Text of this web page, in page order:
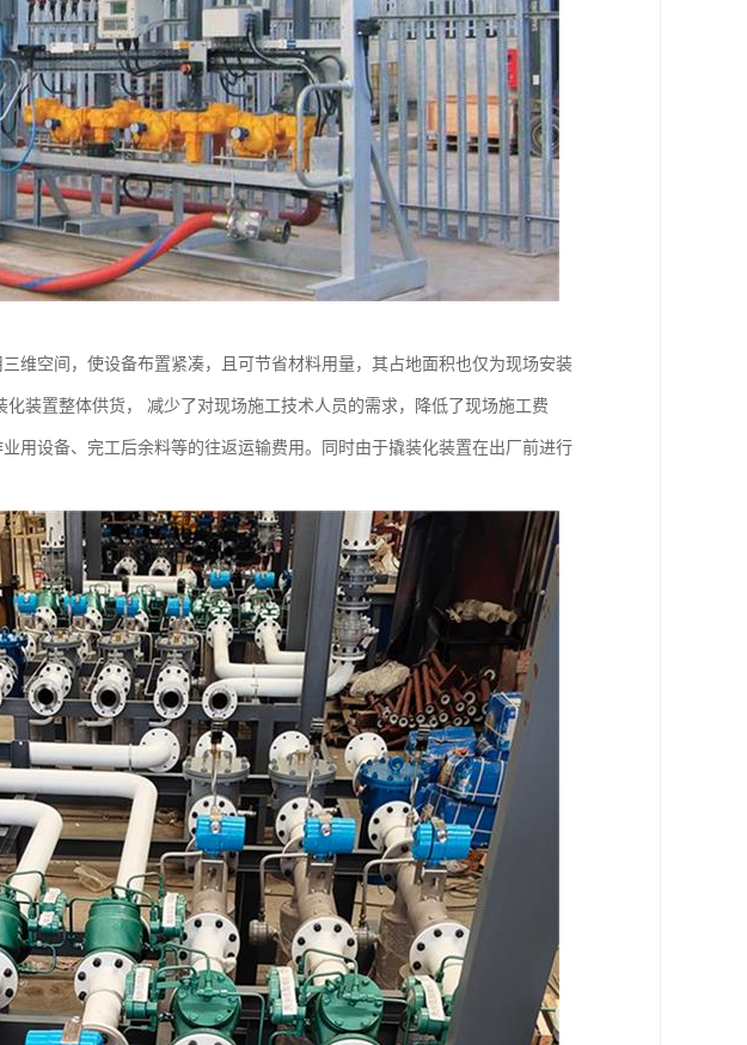
维空间，使设备布置紧凑，且可节省材料用量，其占地面积也仅为现场安装
装置整体供货， 减少了对现场施工技术人员的需求，降低了现场施工费
用设备、完工后余料等的往返运输费用。同时由于撬装化装置在出厂前进行